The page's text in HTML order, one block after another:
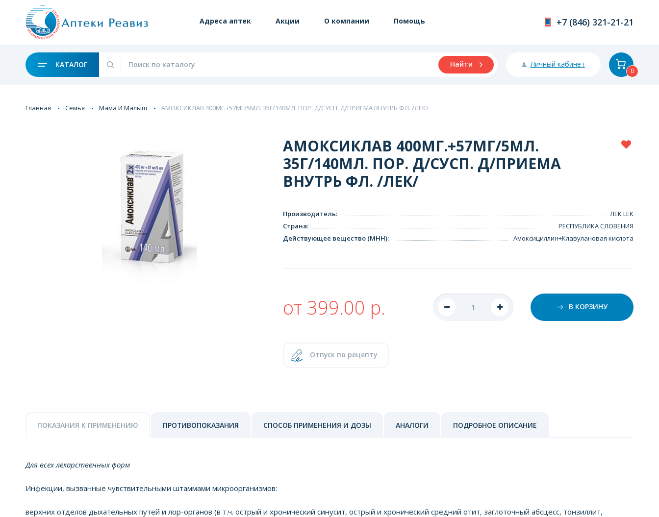
Адреса аптек Акции О компании Помощь +7 (846) 321-21-21
КАТАЛОГ Найти Личный кабинет
0
Главная Семья Мама И Малыш АМОКСИКЛАВ 400МГ.+57МГ/5МЛ. 35Г/140МЛ. ПОР. Д/СУСП. Д/ПРИЕМА ВНУТРЬ ФЛ. /ЛЕК/
АМОКСИКЛАВ 400МГ.+57МГ/5МЛ.
35Г/140МЛ. ПОР. Д/СУСП. Д/ПРИЕМА
ВНУТРЬ ФЛ. /ЛЕК/
Производитель:
ЛЕК LEK
Страна:
РЕСПУБЛИКА СЛОВЕНИЯ
Действующее вещество (МНН): Амоксициллин+Клавулановая кислота
от 399.00 р. В КОРЗИНУ
Отпуск по рецепту
ПОКАЗАНИЯ К ПРИМЕНЕНИЮ ПРОТИВОПОКАЗАНИЯ СПОСОБ ПРИМЕНЕНИЯ И ДОЗЫ АНАЛОГИ ПОДРОБНОЕ ОПИСАНИЕ
Для всех лекарственных форм
Инфекции, вызванные чувствительными штаммами микроорганизмов:
верхних отделов дыхательных путей и лор-органов (в т.ч. острый и хронический синусит, острый и хронический средний отит, заглоточный абсцесс, тонзиллит,